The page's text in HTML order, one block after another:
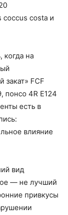
coccus costa и
когда на
закат» FCF
понсо 4R Е124
есть в
влияние
вид
— не лучший
привкусы